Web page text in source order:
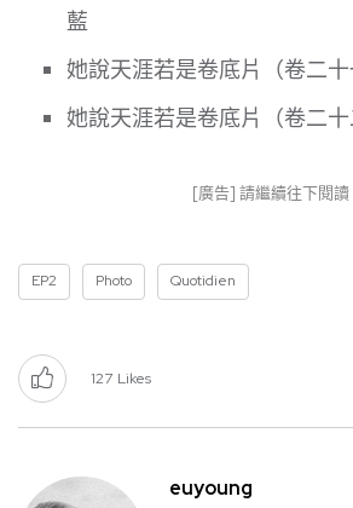
藍
她說天涯若是卷底片（卷二
她說天涯若是卷底片（卷二
[廣告] 請繼續往下閱讀
EP2 Photo Quotidien
127 Likes
euyoung